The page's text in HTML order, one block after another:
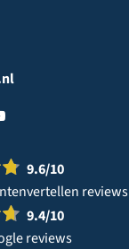
9.6/10
reviews
9.4/10
reviews